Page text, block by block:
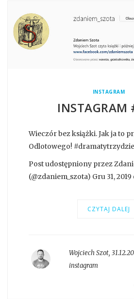
INSTAGRAM
INSTAGRAM
Wieczór bez książki. Jak ja to
Odlotowego!
Post udostępniony przez
(@zdaniem_szota) Gru 31, 2019
CZYTAJ DALEJ
Wojciech Szot,
instagram